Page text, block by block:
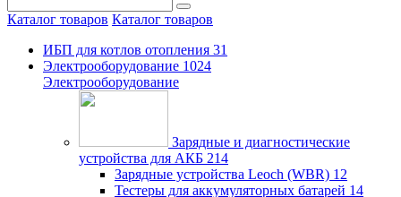
Каталог товаров Каталог товаров
ИБП для котлов отопления 31
Электрооборудование 1024
Электрооборудование
Зарядные и диагностические
устройства для АКБ 214
Зарядные устройства Leoch (WBR) 12
Тестеры для аккумуляторных батарей 14